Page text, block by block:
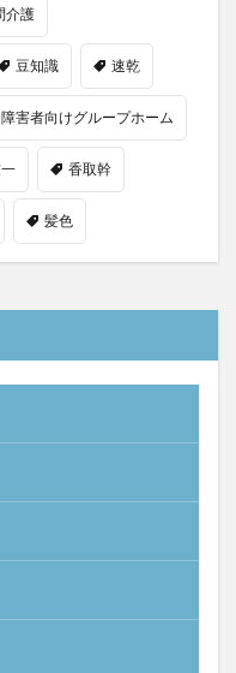
介護
豆知識 速乾
障害者向けグループホーム
香取幹
髪色